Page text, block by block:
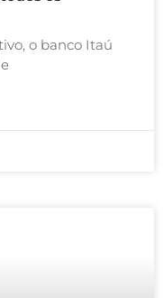
o banco Itaú